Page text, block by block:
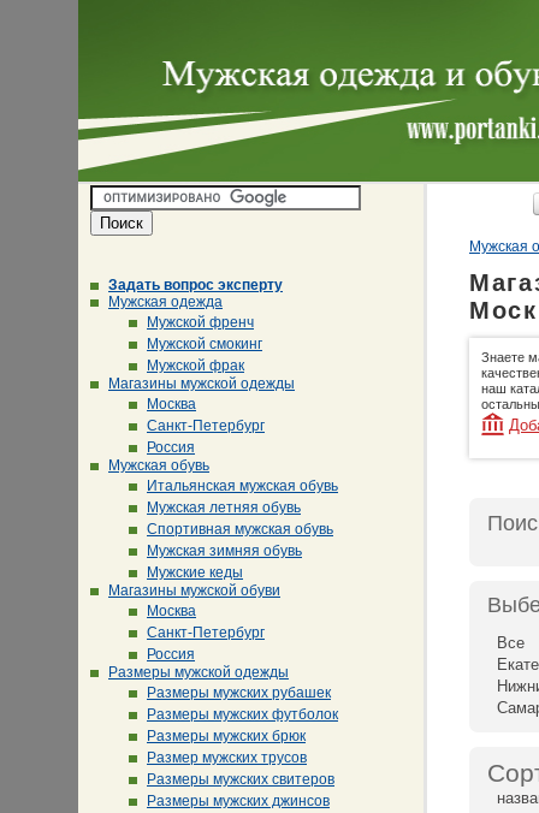
Задать вопрос эксперту
Мужская одежда
Мужской френч
Мужской смокинг
Мужской фрак
Магазины мужской одежды
Москва
Санкт-Петербург
Россия
Мужская обувь
Итальянская мужская обувь
Мужская летняя обувь
Спортивная мужская обувь
Мужская зимняя обувь
Мужские кеды
Магазины мужской обуви
Москва
Санкт-Петербург
Россия
Размеры мужской одежды
Размеры мужских рубашек
Размеры мужских футболок
Размеры мужских брюк
Размер мужских трусов
Размеры мужских свитеров
Размеры мужских джинсов
Мужская
Знаете
наш
Все